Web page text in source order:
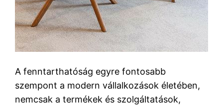
A fenntarthatóság egyre fontosabb
szempont a modern vállalkozások életében,
nemcsak a termékek és szolgáltatások,